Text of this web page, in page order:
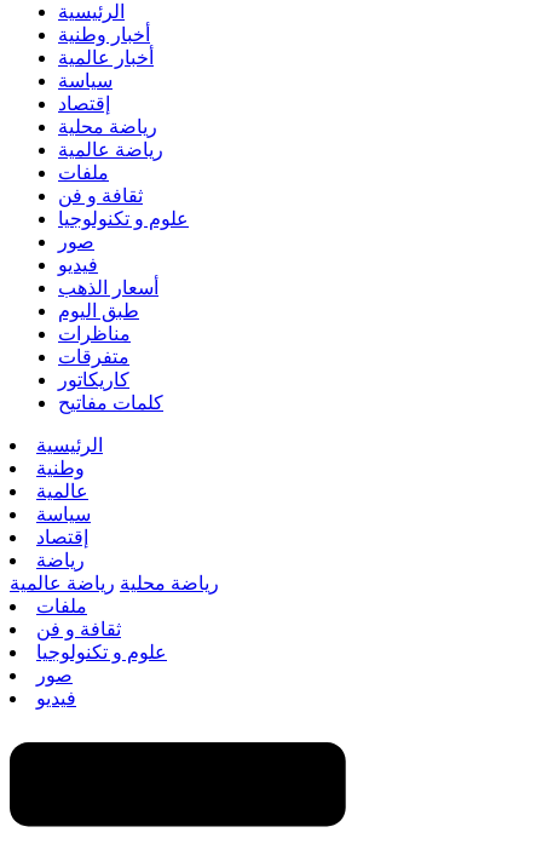
الرئيسية
أخبار وطنية
أخبار عالمية
سياسة
إقتصاد
رياضة محلية
رياضة عالمية
ملفات
ثقافة و فن
علوم و تكنولوجيا
صور
فيديو
أسعار الذهب
طبق اليوم
مناظرات
متفرقات
كاريكاتور
كلمات مفاتيح
الرئيسية
وطنية
عالمية
سياسة
إقتصاد
رياضة
رياضة محلية رياضة عالمية
ملفات
ثقافة و فن
علوم و تكنولوجيا
صور
فيديو